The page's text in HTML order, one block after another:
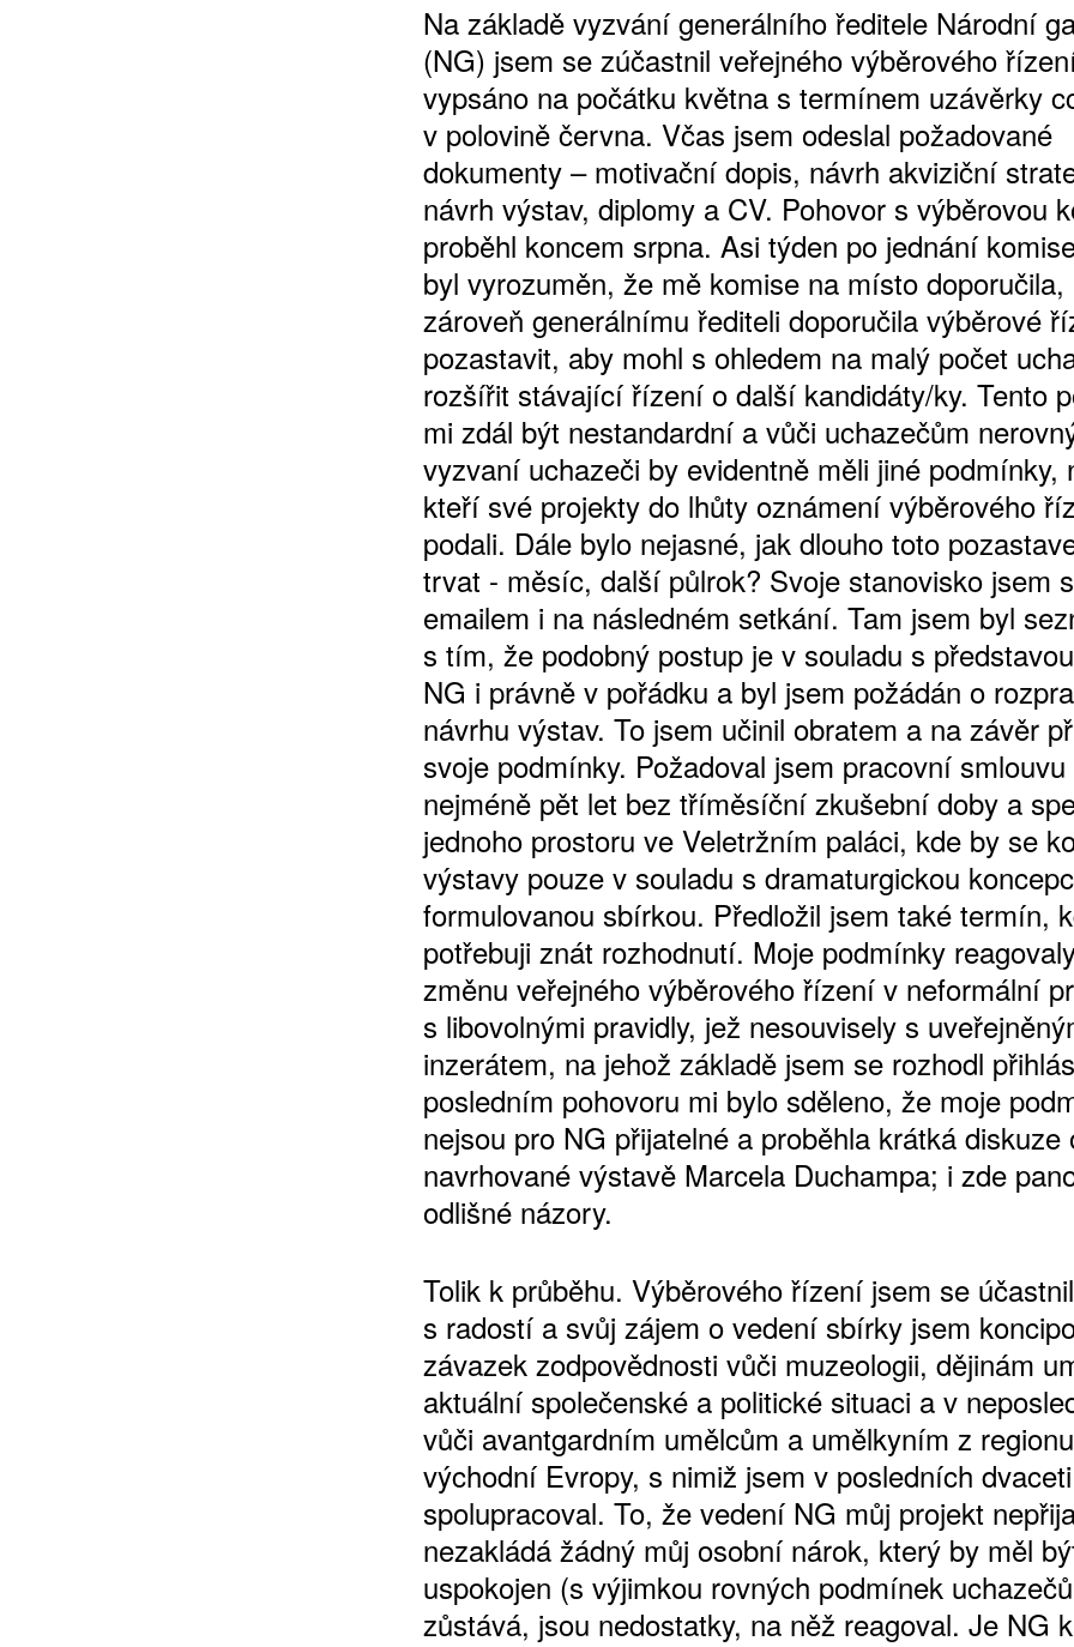
Na základě vyzvání generálního ředitele Národní
(NG) jsem se zúčastnil veřejného výběrového
vypsáno na počátku května s termínem uzávěrky
v polovině června. Včas jsem odeslal požadované
dokumenty – motivační dopis, návrh akviziční
návrh výstav, diplomy a CV. Pohovor s výběrovou
proběhl koncem srpna. Asi týden po jednání
byl vyrozuměn, že mě komise na místo doporučila,
zároveň generálnímu řediteli doporučila výběrové
pozastavit, aby mohl s ohledem na malý počet
rozšířit stávající řízení o další kandidáty/ky. Tento
mi zdál být nestandardní a vůči uchazečům
vyzvaní uchazeči by evidentně měli jiné podmínky,
kteří své projekty do lhůty oznámení výběrového
podali. Dále bylo nejasné, jak dlouho toto
trvat - měsíc, další půlrok? Svoje stanovisko jsem
emailem i na následném setkání. Tam jsem byl
s tím, že podobný postup je v souladu s
NG i právně v pořádku a byl jsem požádán o
návrhu výstav. To jsem učinil obratem a na závěr
svoje podmínky. Požadoval jsem pracovní smlouvu
nejméně pět let bez tříměsíční zkušební doby a
jednoho prostoru ve Veletržním paláci, kde by se
výstavy pouze v souladu s dramaturgickou
formulovanou sbírkou. Předložil jsem také termín,
potřebuji znát rozhodnutí. Moje podmínky
změnu veřejného výběrového řízení v neformální
s libovolnými pravidly, jež nesouvisely s
inzerátem, na jehož základě jsem se rozhodl
posledním pohovoru mi bylo sděleno, že moje
nejsou pro NG přijatelné a proběhla krátká diskuze
navrhované výstavě Marcela Duchampa; i zde
odlišné názory.
Tolik k průběhu. Výběrového řízení jsem se účastnil
s radostí a svůj zájem o vedení sbírky jsem
závazek zodpovědnosti vůči muzeologii, dějinám
aktuální společenské a politické situaci a v
vůči avantgardním umělcům a umělkyním z
východní Evropy, s nimiž jsem v posledních
spolupracoval. To, že vedení NG můj projekt
nezakládá žádný můj osobní nárok, který by měl
uspokojen (s výjimkou rovných podmínek
zůstává, jsou nedostatky, na něž reagoval. Je NG
10 TIŠTĚNÝCH ČÍSEL
365 DNÍ ONLINE VERZE
ČLENSKÁ KARTA ARTCARD
KOUPIT PŘEDPLATNÉ